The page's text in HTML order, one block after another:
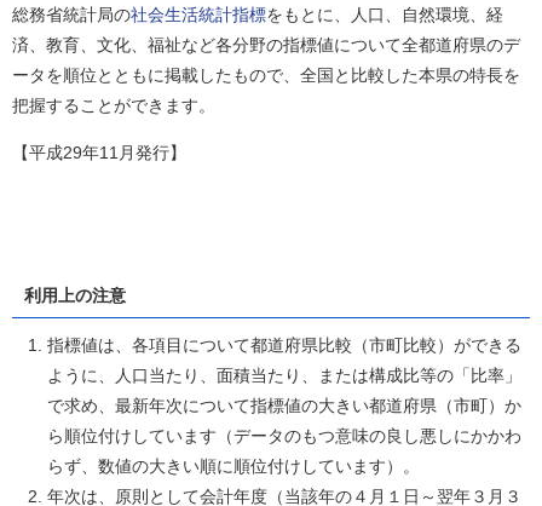
総務省統計局の社会生活統計指標をもとに、人口、自然環境、経
済、教育、文化、福祉など各分野の指標値について全都道府県のデ
ータを順位とともに掲載したもので、全国と比較した本県の特長を
把握することができます。
【平成29年11月発行】
利用上の注意
指標値は、各項目について都道府県比較（市町比較）ができる
ように、人口当たり、面積当たり、または構成比等の「比率」
で求め、最新年次について指標値の大きい都道府県（市町）か
ら順位付けしています（データのもつ意味の良し悪しにかかわ
らず、数値の大きい順に順位付けしています）。
年次は、原則として会計年度（当該年の４月１日～翌年３月３